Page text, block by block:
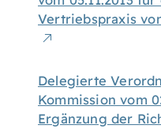
Vertriebspraxis
Delegierte
Kommission vom
Ergänzung der